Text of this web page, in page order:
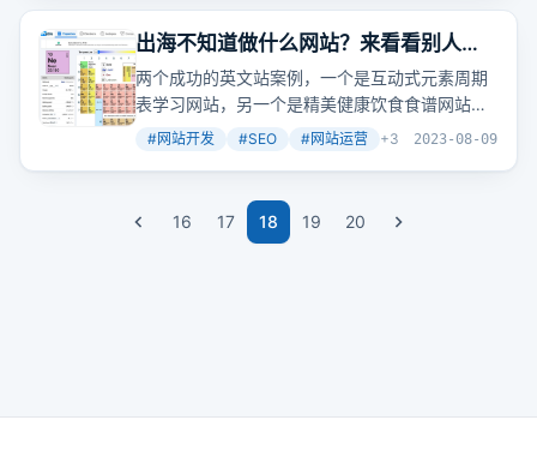
出海不知道做什么网站？来看看别人的
成功案例
两个成功的英文站案例，一个是互动式元素周期
表学习网站，另一个是精美健康饮食食谱网站，
它们都通过满足用户需求和搜索引擎
优化获得可
#网站开发 #SEO #网站运营 +3 2023-08-09
16 17 18 19 20